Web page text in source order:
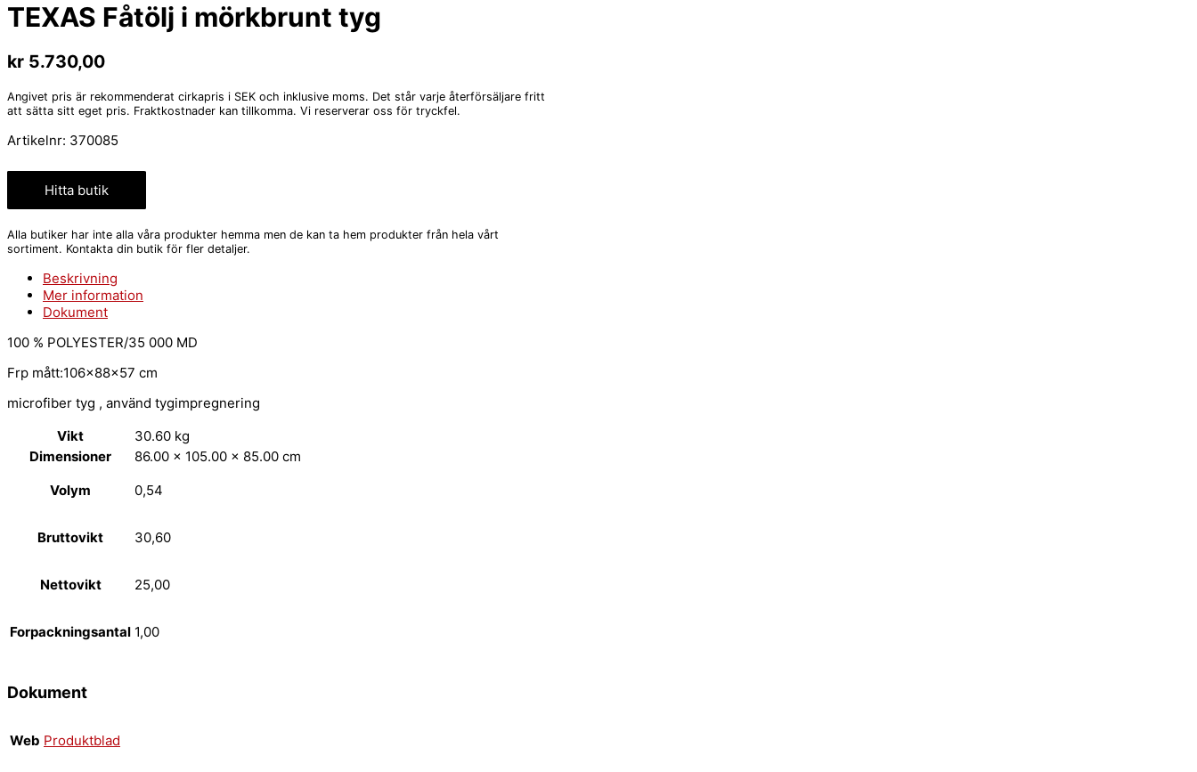
TEXAS Fåtölj i mörkbrunt tyg
kr 5.730,00
Angivet pris är rekommenderat cirkapris i SEK och inklusive moms. Det står varje återförsäljare fritt
att sätta sitt eget pris. Fraktkostnader kan tillkomma. Vi reserverar oss för tryckfel.
Artikelnr: 370085
Hitta butik
Alla butiker har inte alla våra produkter hemma men de kan ta hem produkter från hela vårt
sortiment. Kontakta din butik för fler detaljer.
Beskrivning
Mer information
Dokument
100 % POLYESTER/35 000 MD
Frp mått:106x88x57 cm
microfiber tyg , använd tygimpregnering
Vikt
30.60 kg
Dimensioner
86.00 × 105.00 × 85.00 cm
Volym
0,54
Bruttovikt 30,60
Nettovikt 25,00
Forpackningsantal 1,00
Dokument
Web Produktblad